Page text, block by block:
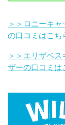
＞＞ロニーキ
の口コミはこち
＞＞エリザベ
ザーの口コミは